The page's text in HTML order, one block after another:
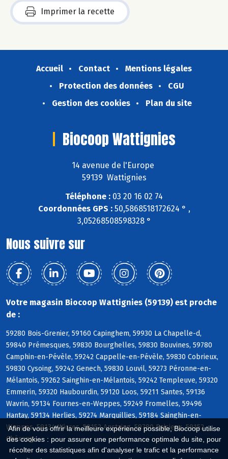
Afin de vous offrir la meilleure expérience possible, Biocoop utilise
des cookies : pour assurer une performance optimale du site, pour
récolter des statistiques afin d'analyser le trafic et la performance
Imprimer la recette
Accueil Contact
Mentions légales
Protection des données
CGU
Gestion des cookies
Plan du site
Biocoop Wattignies
14 avenue de l'Europe
59139 Wattignies
Téléphone : 03 20 16 02 74
Coordonnées GPS :50,5868518172624 ° ,
3,05268508598328 °
Nous suivre sur
Votre magasin Biocoop Wattignies (59139) est proche
de :
59280 Bois-Grenier, 59160 Capinghem, 59930 La Chapelle-d,
59840 Prémesques, 59830 Bourghelles, 59830 Bouvines, 59780
Camphin-en-Pévèle, 59242 Cappelle-en-Pévèle, 59830 Cobrieux,
59830 Cysoing, 59242 Genech, 59830 Louvil, 59273 Péronne-en-
Mélantois, 59262 Sainghin-en-Mélantois, 59242 Templeuve, 59320
Emmerin, 59320 Haubourdin, 59120 Loos, 59211 Santes, 59136
Wavrin, 59134 Fournes-en-Weppes, 59249 Fromelles, 59496
Hantay, 59134 Herlies, 59274 Marquillies, 59184 Sainghin-en-
Weppes, 59134 Wicres, 59152 Anstaing, 59780 Baisieux, 59152
Chéreng